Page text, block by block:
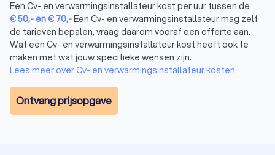
de reviews (totaal 1000+) van verschillende cv-specialisten.
Vraag offertes aan bij maximaal vier bedrijven die je
aanspreken om ook de kosten te vergelijken. Bij Trustoo vind
je gegarandeerd de beste oplossing voor jouw
verwarmingsvraag.
Een Cv- en verwarmingsinstallateur kost per uur tussen de
€50,- en€ 70,-Een Cv- en verwarmingsinstallateur mag zelf
de tarieven bepalen, vraag daarom vooraf een offerte aan.
Wat een Cv- en verwarmingsinstallateur kost heeft ook te
maken met wat jouw specifieke wensen zijn.
Lees meer over Cv- en verwarmingsinstallateur kosten
Ontvang prijsopgave